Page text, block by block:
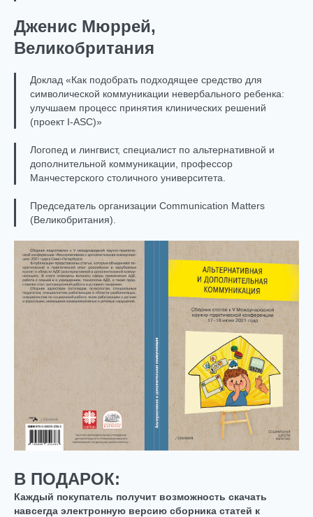
Дженис Мюррей,
Великобритания
Доклад «Как подобрать подходящее средство для
символической коммуникации невербального ребенка:
улучшаем процесс принятия клинических решений
(проект I-ASC)»
Логопед и лингвист, специалист по альтернативной и
дополнительной коммуникации, профессор
Манчестерского столичного университета.
Председатель организации Communication Matters
(Великобритания).
В ПОДАРОК:
Каждый покупатель получит возможность скачать
навсегда электронную версию сборника статей к